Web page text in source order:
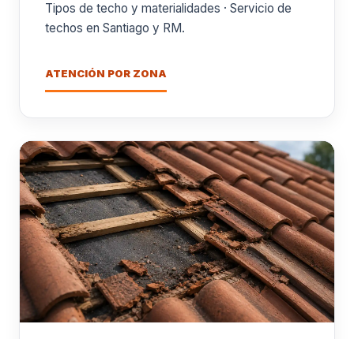
Tipos de techo y materialidades · Servicio de
techos en Santiago y RM.
ATENCIÓN POR ZONA